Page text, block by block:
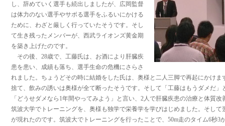
し、辞めていく選手も続出しましたが、広岡監督
は体力のない選手やサボる選手をふるいにかける
ために、わざと厳しく行っていたそうです。そし
て生き残ったメンバーが、西武ライオンズ黄金期
を築き上げたのです。
その後、28歳で、工藤氏は、お酒により肝臓疾
患を患い、成績も落ち、選手生命の危機にさらさ
れました。ちょうどその時に結婚をした氏は、奥様と二人三脚で再起にかけま
捨て、飲みの誘いは奥様が全て断ったそうです。そして「工藤はもうダメだ」
「どうせダメなら1年間やってみよう」と言い、2人で肝臓疾患の治療と体質
筑波大学でトレーニングを、奥様も独学で栄養学を学びはじめました。そして
が現れたのです。筑波大でトレーニングを行ったことで、50m走のタイム6秒3